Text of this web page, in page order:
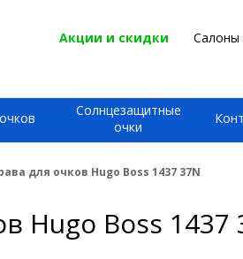
Акции и скидки Салоны
Солнцезащитные
очки
для очков Hugo Boss 1437 37N
Hugo Boss 1437